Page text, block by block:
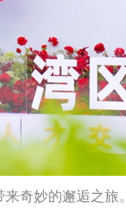
奇妙的邂逅之旅。